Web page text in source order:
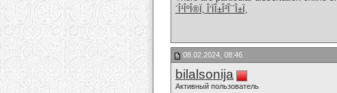
´Î¹ÎºÎ®Ï‚ Î‘ÏÎ±Î²Î¯Î±Ï‚
08.02.2024, 08:46
bilalsonija
Активный пользователь